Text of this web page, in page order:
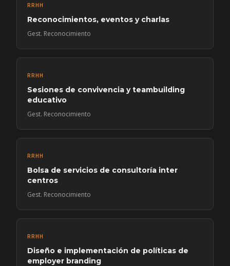
RRHH
Reconocimientos, eventos y charlas
Gest. Reconocimiento
RRHH
Sesiones de convivencia y teambuilding
educativo
Gest. Reconocimiento
RRHH
Bolsa de servicios de consultoría inter
centros
Gest. Reconocimiento
RRHH
Diseño e implementación de políticas de
employer branding